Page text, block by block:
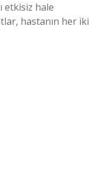
etkisiz hale
hastanın her iki